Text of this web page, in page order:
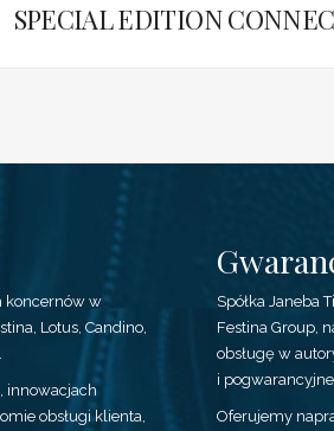
SPECIAL EDITION
koncernów w
Lotus, Candino,
innowacjach
obsługi klienta,
Spółka Janeba
Festina Group,
obsługę w
i
Oferujemy